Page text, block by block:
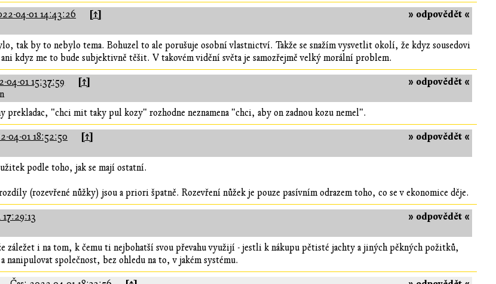
» odpovědět «
04-01 14:43:26 [↑]
tak by to nebylo tema. Bohuzel to ale porušuje osobní vlastnictví. Takže se snažím vysvetlit okolí, že kdyz sousedovi
kdyz me to bude subjektivně těšit. V takovém vidění světa je samozřejmě velký morální problem.
» odpovědět «
04-01 15:37:59 [↑]
prekladac, "chci mit taky pul kozy" rozhodne neznamena "chci, aby on zadnou kozu nemel".
» odpovědět «
04-01 18:52:50 [↑]
podle toho, jak se mají ostatní.
(rozevřené nůžky) jsou a priori špatně. Rozevření nůžek je pouze pasívním odrazem toho, co se v ekonomice děje.
» odpovědět «
záležet i na tom, k čemu ti nejbohatší svou převahu využijí - jestli k nákupu pětisté jachty a jiných pěkných požitků,
nanipulovat společnost, bez ohledu na to, v jakém systému.